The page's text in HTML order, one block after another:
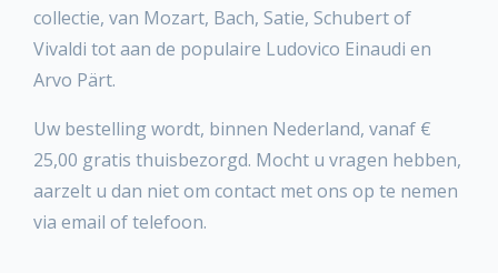
collectie, van Mozart, Bach, Satie, Schubert of
Vivaldi tot aan de populaire Ludovico Einaudi en
Arvo Pärt.
Uw bestelling wordt, binnen Nederland, vanaf €
25,00 gratis thuisbezorgd. Mocht u vragen hebben,
aarzelt u dan niet om contact met ons op te nemen
via email of telefoon.